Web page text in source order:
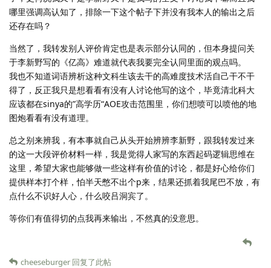
哪里强调高认知了，排除一下这个帖子下并没有我本人的输出之后
还存在吗？
当然了，我转发别人评价肯定也是表示部分认同的，但本身提问关
于李新野写的《亿高》难道就代表我要完全认同里面的观点吗。
我也不知道词语辨析这种文科生该去干的高难度技术活自己干不干
得了，反正我只是想看看有没有人讨论他写的这个，毕竟清北科大
应该都在sinya的”高学历“AOE攻击范围里，你们想喷可以喷他的地
图炮看看有没有道理。
总之别来辨我，有本事就自己从头开始辨辨李新野，跟我转发过来
的这一大段评价材料一样，我是觉得人家写的东西起码逻辑思维在
这里，希望大家也能够做一些这样有价值的讨论，都是好心给你们
提供样本打个样，怕半天憋不出个p来，结果还抓着我尾巴不放，有
点什么不识好人心，什么咬吕洞宾了。
等你们有值得切的点我再来输出，不然真的没意思。
cheeseburger 回复了此帖